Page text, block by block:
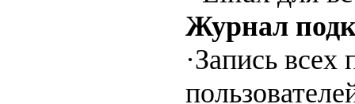
Журнал
·Запись